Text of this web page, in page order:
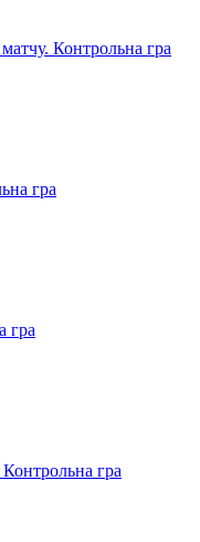
Контрольна гра
гра
гра
гра